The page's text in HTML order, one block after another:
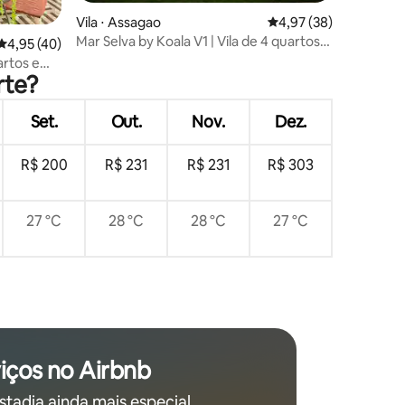
de uma avaliação média de 5, 40 avaliações
4,95 (40)
e
Vila ⋅ Assagao 4,97 de uma
4,97 (38)
Mar Selva by Koala V1 | Vila de 4 quartos
Set. Out. Nov. Dez.
R$ 200 R$ 231 R$ 231 R$ 303
27 °C 28 °C 28 °C 27 °C
no Airbnb